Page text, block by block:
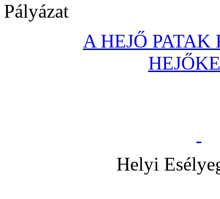
Pályázat
A HEJŐ
Helyi